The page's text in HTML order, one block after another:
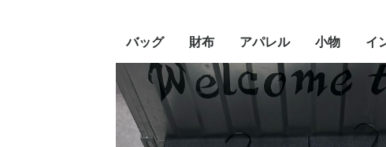
バッグ
Hermes
LOUIS VUITTON
Chanel
Loewe
Celine
Dior
Gucci
Fendi
Prada
Balenciaga
MiuMiu
財布
HERMES
CHANEL
LOUIS VUITTON
Celine
YSL
Miu Miu
Prada
Gucci
Fendi
アパレル
ハイブランド
Supreme
Miu Miu
アウター
LOUIS VUITTON
MONCLER
Adidas
THE NORTH FACE
CHANEL
𝗖𝗔𝗡𝗔𝗗𝗔 𝗚𝗢𝗢𝗦𝗘
DIOR
GUCCI
VERSACE
BALENCIAGA
FENDI
子供服切れ
小物
ぼうし
ネクタイ
ハンカチ
スマホケース
サングラス
ア
アクセサリー
マフラー/ス
傘
バッグチャ
バッグスト
カード（コ
ス
キーケース
時計
ヘアアクセ
イ
寝具
ブ
カ
ッ
バ